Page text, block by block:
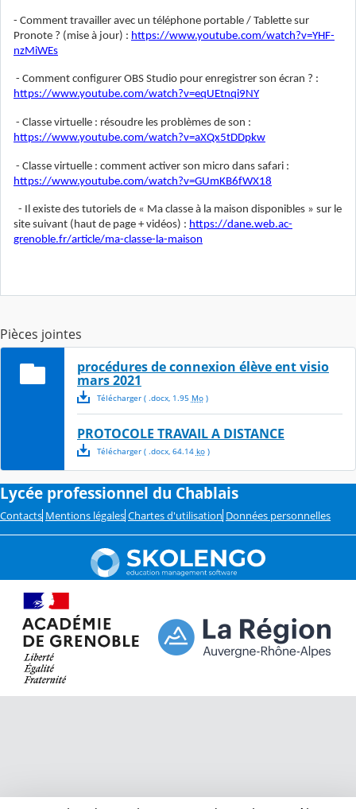
- Comment travailler avec un téléphone portable / Tablette sur
Pronote ? (mise à jour) : https://www.youtube.com/watch?v=YHF-
nzMiWEs
- Comment configurer OBS Studio pour enregistrer son écran ? :
https://www.youtube.com/watch?v=eqUEtnqi9NY
- Classe virtuelle : résoudre les problèmes de son :
https://www.youtube.com/watch?v=aXQx5tDDpkw
- Classe virtuelle : comment activer son micro dans safari :
https://www.youtube.com/watch?v=GUmKB6fWX18
- Il existe des tutoriels de « Ma classe à la maison disponibles » sur le
site suivant (haut de page + vidéos) : https://dane.web.ac-
grenoble.fr/article/ma-classe-la-maison
Pièces jointes
procédures de connexion élève ent visio
mars 2021
Télécharger( .docx, 1.95 Mo)
PROTOCOLE TRAVAIL A DISTANCE
Télécharger( .docx, 64.14 ko)
Lycée professionnel du Chablais
Contacts Mentions légales Chartes d'utilisation Données personnelles